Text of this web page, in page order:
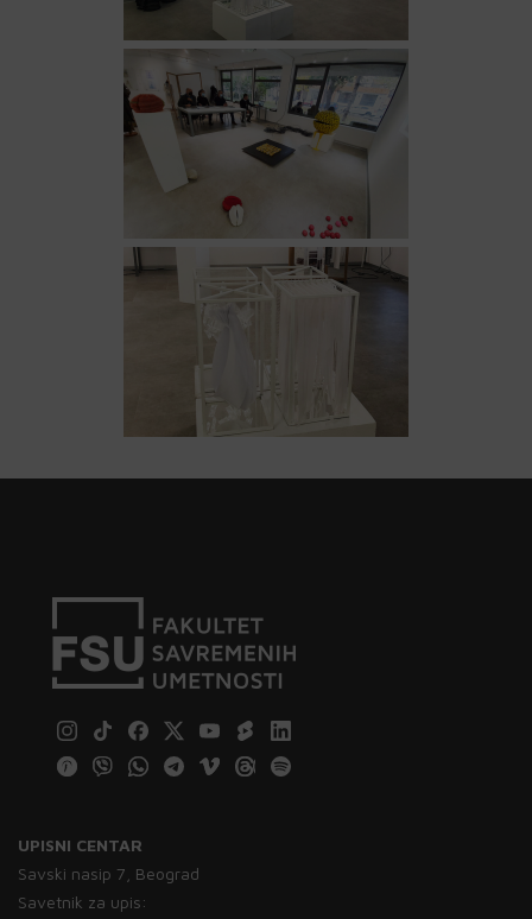
UPISNI CENTAR
Savski nasip 7, Beograd
Savetnik za upis: